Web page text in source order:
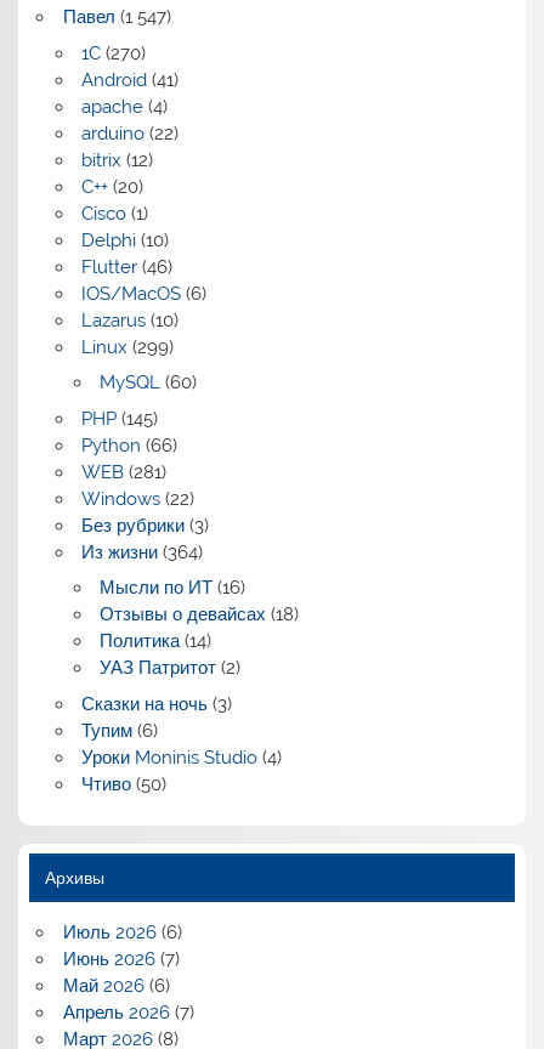
Павел (1 547)
1C(270)
Android(41)
apache(4)
arduino(22)
bitrix (12)
C++(20)
Cisco(1)
Delphi(10)
Flutter(46)
IOS/MacOS(6)
Lazarus(10)
Linux (299)
MySQL(60)
PHP(145)
Python (66)
WEB(281)
Windows(22)
Без рубрики(3)
Из жизни(364)
Мысли по ИТ(16)
Отзывы о девайсах (18)
Политика(14)
УАЗ Патритот(2)
Сказки на ночь(3)
Тупим(6)
Уроки Moninis Studio(4)
Чтиво(50)
Архивы
Июль 2026(6)
Июнь 2026(7)
Май 2026(6)
Апрель 2026(7)
Март 2026(8)